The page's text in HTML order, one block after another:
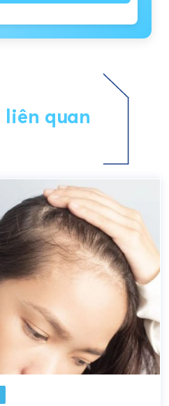
quan